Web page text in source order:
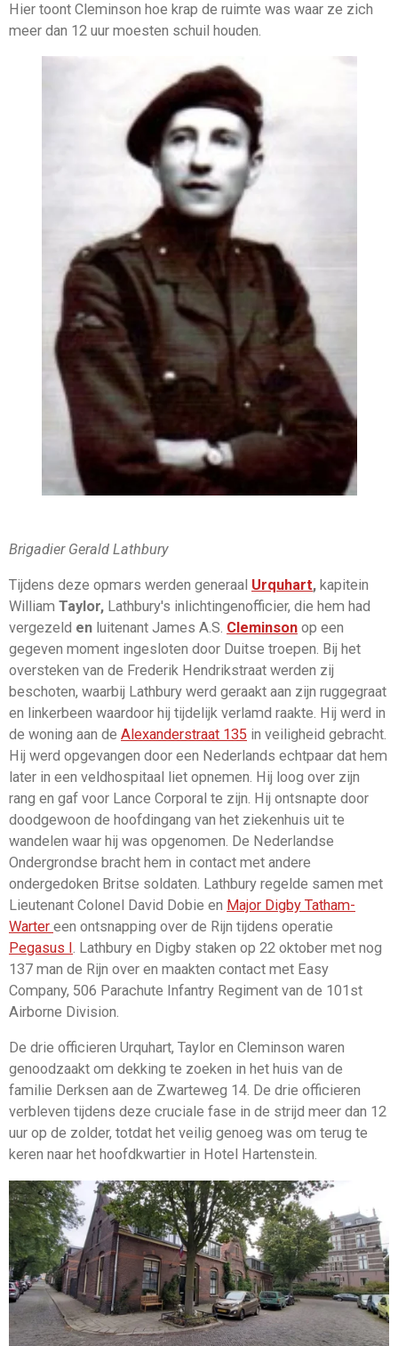
Hier toont Cleminson hoe krap de ruimte was waar ze zich
meer dan 12 uur moesten schuil houden.
Brigadier Gerald Lathbury
Tijdens deze opmars werden generaal Urquhart, kapitein
William Taylor, Lathbury's inlichtingenofficier, die hem had
vergezeld en luitenant James A.S. Cleminson op een
gegeven moment ingesloten door Duitse troepen. Bij het
oversteken van de Frederik Hendrikstraat werden zij
beschoten, waarbij Lathbury werd geraakt aan zijn ruggegraat
en linkerbeen waardoor hij tijdelijk verlamd raakte. Hij werd in
de woning aan de Alexanderstraat 135 in veiligheid gebracht.
Hij werd opgevangen door een Nederlands echtpaar dat hem
later in een veldhospitaal liet opnemen. Hij loog over zijn
rang en gaf voor Lance Corporal te zijn. Hij ontsnapte door
doodgewoon de hoofdingang van het ziekenhuis uit te
wandelen waar hij was opgenomen. De Nederlandse
Ondergrondse bracht hem in contact met andere
ondergedoken Britse soldaten. Lathbury regelde samen met
Lieutenant Colonel David Dobie en Major Digby Tatham-
Warter een ontsnapping over de Rijn tijdens operatie
Pegasus I. Lathbury en Digby staken op 22 oktober met nog
137 man de Rijn over en maakten contact met Easy
Company, 506 Parachute Infantry Regiment van de 101st
Airborne Division.
De drie officieren Urquhart, Taylor en Cleminson waren
genoodzaakt om dekking te zoeken in het huis van de
familie Derksen aan de Zwarteweg 14. De drie officieren
verbleven tijdens deze cruciale fase in de strijd meer dan 12
uur op de zolder, totdat het veilig genoeg was om terug te
keren naar het hoofdkwartier in Hotel Hartenstein.